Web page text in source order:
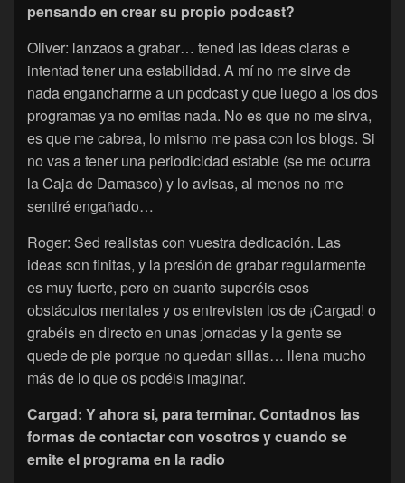
pensando en crear su propio podcast?
Oliver: lanzaos a grabar… tened las ideas claras e
intentad tener una estabilidad. A mí no me sirve de
nada engancharme a un podcast y que luego a los dos
programas ya no emitas nada. No es que no me sirva,
es que me cabrea, lo mismo me pasa con los blogs. Si
no vas a tener una periodicidad estable (se me ocurra
la Caja de Damasco) y lo avisas, al menos no me
sentiré engañado…
Roger: Sed realistas con vuestra dedicación. Las
ideas son finitas, y la presión de grabar regularmente
es muy fuerte, pero en cuanto superéis esos
obstáculos mentales y os entrevisten los de ¡Cargad! o
grabéis en directo en unas jornadas y la gente se
quede de pie porque no quedan sillas… llena mucho
más de lo que os podéis imaginar.
Cargad: Y ahora si, para terminar. Contadnos las
formas de contactar con vosotros y cuando se
emite el programa en la radio